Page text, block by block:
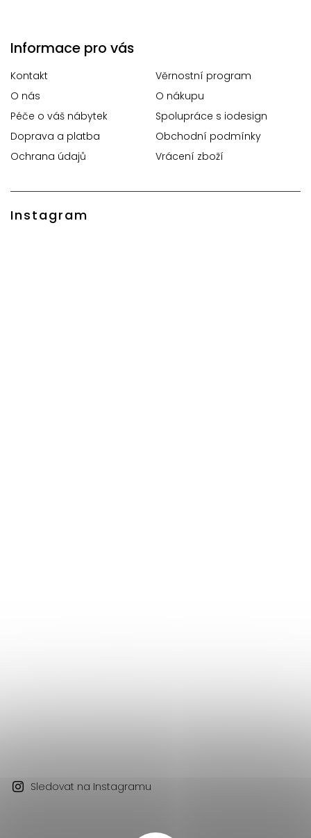
Informace pro vás
Kontakt
Věrnostní program
O nás
O nákupu
Péče o váš nábytek
Spolupráce s iodesign
Doprava a platba
Obchodní podmínky
Ochrana údajů
Vrácení zboží
Instagram
Sledovat na Instagramu